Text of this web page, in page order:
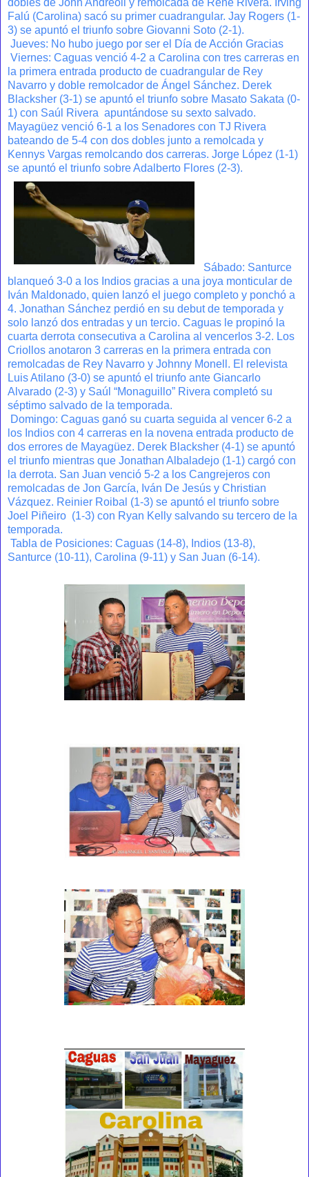
Falú (Carolina) sacó su primer cuadrangular. Jay Rogers (1-
3) se apuntó el triunfo sobre Giovanni Soto (2-1).
Jueves: No hubo juego por ser el Día de Acción Gracias
Viernes: Caguas venció 4-2 a Carolina con tres carreras en
la primera entrada producto de cuadrangular de Rey
Navarro y doble remolcador de Ángel Sánchez. Derek
Blacksher (3-1) se apuntó el triunfo sobre Masato Sakata (0-
1) con Saúl Rivera apuntándose su sexto salvado.
Mayagüez venció 6-1 a los Senadores con TJ Rivera
bateando de 5-4 con dos dobles junto a remolcada y
Kennys Vargas remolcando dos carreras. Jorge López (1-1)
se apuntó el triunfo sobre Adalberto Flores (2-3).
Sábado: Santurce
blanqueó 3-0 a los Indios gracias a una joya monticular de
Iván Maldonado, quien lanzó el juego completo y ponchó a
4. Jonathan Sánchez perdió en su debut de temporada y
solo lanzó dos entradas y un tercio. Caguas le propinó la
cuarta derrota consecutiva a Carolina al vencerlos 3-2. Los
Criollos anotaron 3 carreras en la primera entrada con
remolcadas de Rey Navarro y Johnny Monell. El relevista
Luis Atilano (3-0) se apuntó el triunfo ante Giancarlo
Alvarado (2-3) y Saúl “Monaguillo” Rivera completó su
séptimo salvado de la temporada.
Domingo: Caguas ganó su cuarta seguida al vencer 6-2 a
los Indios con 4 carreras en la novena entrada producto de
dos errores de Mayagüez. Derek Blacksher (4-1) se apuntó
el triunfo mientras que Jonathan Albaladejo (1-1) cargó con
la derrota. San Juan venció 5-2 a los Cangrejeros con
remolcadas de Jon García, Iván De Jesús y Christian
Vázquez. Reinier Roibal (1-3) se apuntó el triunfo sobre
Joel Piñeiro (1-3) con Ryan Kelly salvando su tercero de la
temporada.
Tabla de Posiciones: Caguas (14-8), Indios (13-8),
Santurce (10-11), Carolina (9-11) y San Juan (6-14).